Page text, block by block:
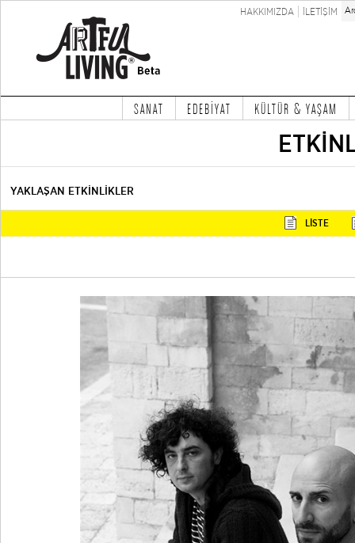
HAKKIMIZDA İLETİŞİM
SANAT EDEBİYAT KÜLTÜR & YAŞAM
YAKLAŞAN ETKİNLİKLER
LİSTE